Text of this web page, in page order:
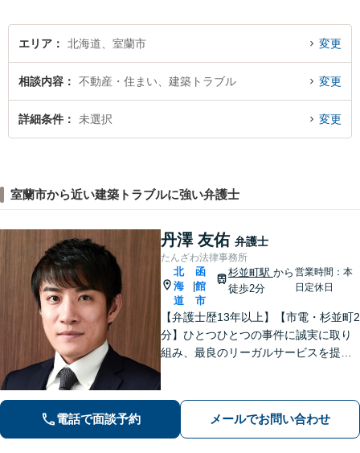
エリア 北海道、室蘭市 変更
相談内容 不動産・住まい、建築トラブル 変更
詳細条件 未選択 変更
室蘭市から近い建築トラブルに強い弁護士
丹澤 友佑 弁護士
たんざわ法律事務所
北
海
道
|
函
館
市
杉並町駅 から
徒歩2分
営業時間：本
日定休日
【弁護士歴13年以上】【市電・杉並町2
分】ひとつひとつの事件に誠実に取り
組み、最良のリーガルサービスを提供
し、地域に信頼される事務所を目指し
ます。【初回面談無料】【夜間・休日
対応可能】
電話で面談予約 メールでお問い合わせ